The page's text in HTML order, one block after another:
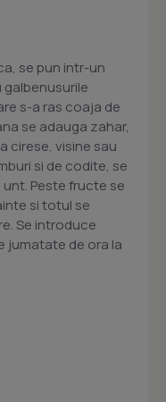
se pun intr-un
s-a ras coaja de
se adauga zahar,
cirese, visine sau
si de codite, se
Peste fructe se
si totul se
Se introduce
jumatate de ora la